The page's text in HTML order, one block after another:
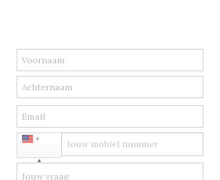
Voornaam
Achternaam
Email
+1
Jouw vraag